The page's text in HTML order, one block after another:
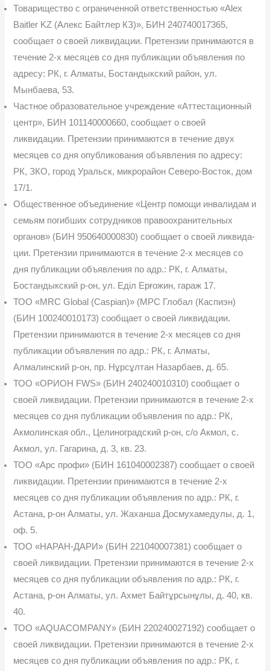
Товарищество с ограниченной ответственностью «Alex
Baitler KZ (Алекс Байтлер КЗ)», БИН 240740017365,
сообщает о своей ликвидации. Претензии принимаются в
тече­ние 2-х месяцев со дня публикации объявления по
адресу: РК, г. Алматы, Бостандыкский район, ул.
Мынбаева, 53.
Частное образовательное учреждение «Аттестационный
центр», БИН 101140000660, сообщает о своей
ликвидации. Претензии принимаются в течение двух
месяцев со дня опу­бликования объявления по адресу:
РК, ЗКО, город Уральск, микрорайон Северо-Восток, дом
17/1.
Общественное объединение «Центр помощи инвалидам и
семьям погибших со­трудников правоохранительных
органов» (БИН 950640000830) сообщает о своей ликвида­
ции. Претензии принимаются в течение 2-х месяцев со
дня публикации объявления по адр.: РК, г. Алматы,
Бостандыкский р-он, ул. Еділ Ерғожин, гараж 17.
ТОО «MRC Global (Caspian)» (МРС Глобал (Каспиэн)
(БИН 100240010173) сообща­ет о своей ликвидации.
Претензии принимаются в течение 2-х месяцев со дня
публикации объявления по адр.: РК, г. Алматы,
Алмалинский р-он, пр. Нұрсұлтан Назарбаев, д. 65.
ТОО «ОРИОН FWS» (БИН 240240010310) сообщает о
своей ликвидации. Претен­зии принимаются в течение 2-х
месяцев со дня публикации объявления по адр.: РК,
Акмо­линская обл., Целиноградский р-он, с/о Акмол, с.
Акмол, ул. Гагарина, д. 3, кв. 23.
ТОО «Арс профи» (БИН 161040002387) сообщает о своей
ликвидации. Претензии принимаются в течение 2-х
месяцев со дня публикации объявления по адр.: РК, г.
Астана, р-он Алматы, ул. Жаханша Досмухамедулы, д. 1,
оф. 5.
ТОО «НАРАН-ДАРИ» (БИН 221040007381) сообщает о
своей ликвидации. Пре­тензии принимаются в течение 2-х
месяцев со дня публикации объявления по адр.: РК, г.
Астана, р-он Алматы, ул. Ахмет Байтұрсынұлы, д. 40, кв.
40.
ТОО «AQUACOMPANY» (БИН 220240027192) сообщает о
своей ликвидации. Претензии принимаются в течение 2-х
месяцев со дня публикации объявления по адр.: РК, г.